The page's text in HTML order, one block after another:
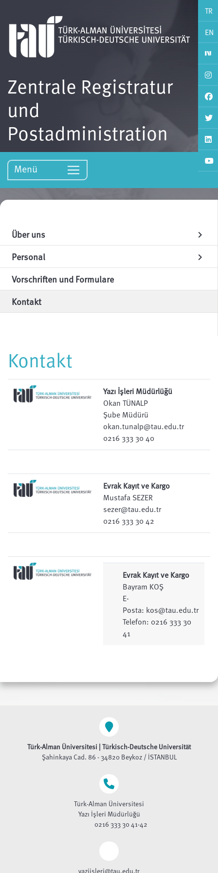
TR
EN
Zentrale Registratur
und
Postadministration
Menü
Über uns chevron_right
Personal chevron_right
Vorschriften und Formulare
Kontakt
Kontakt
Yazı İşleri Müdürlüğü
Okan TÜNALP
Şube Müdürü
okan.tunalp@tau.edu.tr
0216 333 30 40
Evrak Kayıt ve Kargo
Mustafa SEZER
sezer@tau.edu.tr
0216 333 30 42
Evrak Kayıt ve Kargo
Bayram KOŞ
E-
Posta: kos@tau.edu.tr
Telefon: 0216 333 30
41
Türk-Alman Üniversitesi | Türkisch-Deutsche Universität
Şahinkaya Cad. 86 - 34820 Beykoz / İSTANBUL
Türk-Alman Üniversitesi
Yazı İşleri Müdürlüğü
0216 333 30 41-42
yaziisleri@tau.edu.tr